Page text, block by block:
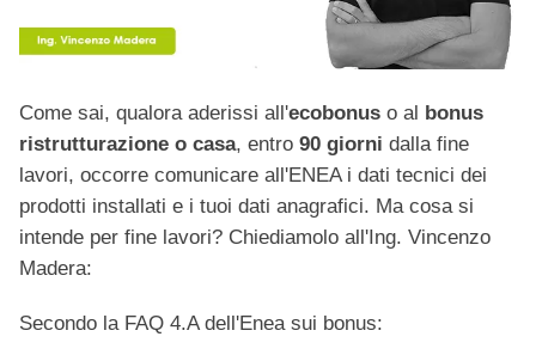
Come sai, qualora aderissi all'ecobonus o al bonus
ristrutturazione o casa, entro 90 giorni dalla fine
lavori, occorre comunicare all'ENEA i dati tecnici dei
prodotti installati e i tuoi dati anagrafici. Ma cosa si
intende per fine lavori? Chiediamolo all'Ing. Vincenzo
Madera:
Secondo la FAQ 4.A dell'Enea sui bonus: